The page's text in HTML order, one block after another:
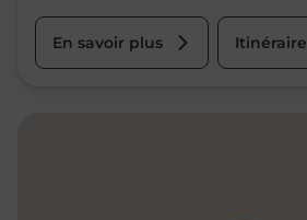
En savoir plus Itinéraire